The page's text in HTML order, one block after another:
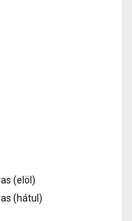
(elöl)
(hátul)